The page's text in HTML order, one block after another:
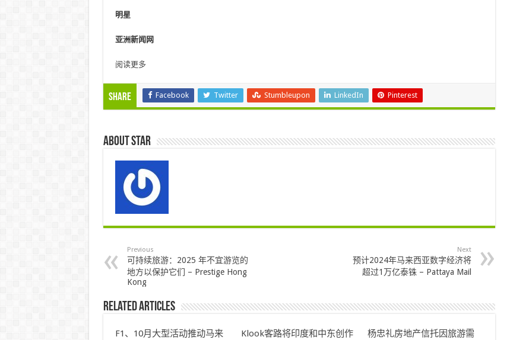
明星
亚洲新闻网
阅读更多
Share Facebook Twitter Stumbleupon LinkedIn Pinterest
About star
Previous
可持续旅游：2025 年不宜游览的
地方以保护它们 – Prestige Hong
Kong
Next
预计2024年马来西亚数字经济将
超过1万亿泰铢 – Pattaya Mail
Related Articles
F1、10月大型活动推动马来
Klook客路将印度和中东创作
杨忠礼房地产信托因旅游需